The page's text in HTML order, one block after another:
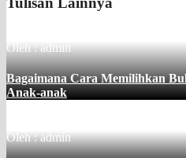
Oleh : admin
Bagaimana Cara Memilihkan
Anak-anak
Oleh : admin